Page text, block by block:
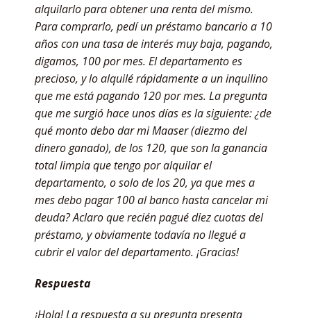
alquilarlo para obtener una renta del mismo.
Para comprarlo, pedí un préstamo bancario a 10
años con una tasa de interés muy baja, pagando,
digamos, 100 por mes. El departamento es
precioso, y lo alquilé rápidamente a un inquilino
que me está pagando 120 por mes. La pregunta
que me surgió hace unos días es la siguiente: ¿de
qué monto debo dar mi Maaser (diezmo del
dinero ganado), de los 120, que son la ganancia
total limpia que tengo por alquilar el
departamento, o solo de los 20, ya que mes a
mes debo pagar 100 al banco hasta cancelar mi
deuda? Aclaro que recién pagué diez cuotas del
préstamo, y obviamente todavía no llegué a
cubrir el valor del departamento. ¡Gracias!
Respuesta
¡Hola! La respuesta a su pregunta presenta